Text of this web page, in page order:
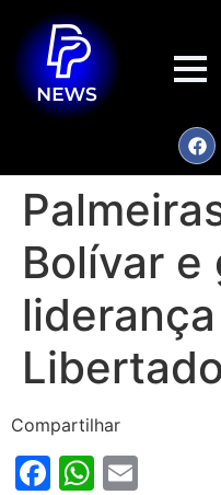
Bolívar e
Compartilhar
Facebook